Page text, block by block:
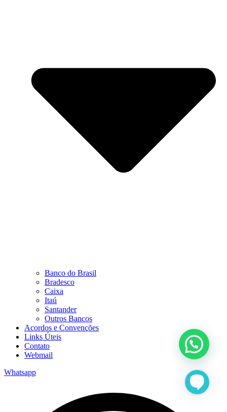
Banco do Brasil
Bradesco
Caixa
Itaú
Santander
Outros Bancos
Acordos e Convenções
Links Úteis
Contato
Webmail
Whatsapp